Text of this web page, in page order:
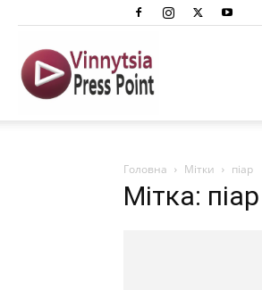
Преспоінт
Головна Мітки піар
Мітка: піар